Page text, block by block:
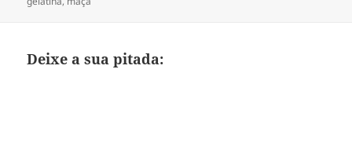
Deixe a sua pitada: